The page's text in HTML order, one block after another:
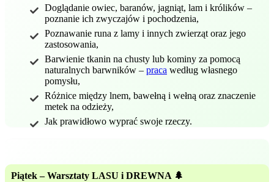
Doglądanie owiec, baranów, jagniąt, lam i królików –
poznanie ich zwyczajów i pochodzenia,
Poznawanie runa z lamy i innych zwierząt oraz jego
zastosowania,
Barwienie tkanin na chusty lub kominy za pomocą
naturalnych barwników – praca według własnego
pomysłu,
Różnice między lnem, bawełną i wełną oraz znaczenie
metek na odzieży,
Jak prawidłowo wyprać swoje rzeczy.
Piątek – Warsztaty LASU i DREWNA 🌲